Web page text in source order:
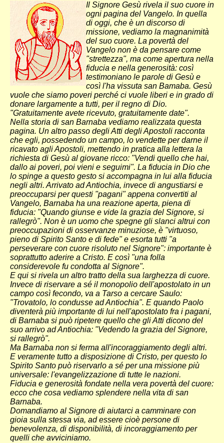
Il Signore Gesù rivela il suo cuore in
ogni pagina del Vangelo. In quella
di oggi, che è un discorso di
missione, vediamo la magnanimità
del suo cuore. La povertà del
Vangelo non è da pensare come
"strettezza", ma come apertura nella
fiducia e nella generosità: così
testimoniano le parole di Gesù e
così l'ha vissuta san Bamaba. Gesù
vuole che siamo poveri perché ci vuole liberi e in grado di
donare largamente a tutti, per il regno di Dio.
"Gratuitamente avete ricevuto, gratuitamente date".
Nella storia di san Barnaba vediamo realizzata questa
pagina. Un altro passo degli Atti degli Apostoli racconta
che egli, possedendo un campo, lo vendette per darne il
ricavato agli Apostoli, mettendo in pratica alla lettera la
richiesta di Gesù al giovane ricco: "Vendi quello che hai,
dallo ai poveri, poi vieni e seguimi". La fiducia in Dio che
lo spinge a questo gesto si accompagna in lui alla fiducia
negli altri. Arrivato ad Antiochia, invece di angustiarsi e
preoccuparsi per questi "pagani" appena convertiti al
Vangelo, Barnaba ha una reazione aperta, piena di
fiducia: "Quando giunse e vide la grazia del Signore, si
rallegrò". Non è un uomo che spegne gli slanci altrui con
preoccupazioni di osservanze minuziose, è "virtuoso,
pieno di Spirito Santo e di fede" e esorta tutti "a
perseverare con cuore risoluto nel Signore": importante è
soprattutto aderire a Cristo. E così "una folla
considerevole fu condotta al Signore".
E qui si rivela un altro tratto della sua larghezza di cuore.
Invece di riservare a sé il monopolio dell'apostolato in un
campo così fecondo, va a Tarso a cercare Saulo:
"Trovatolo, lo condusse ad Antiochia". E quando Paolo
diventerà più importante di lui nell'apostolato fra i pagani,
di Barnaba si può ripetere quello che gli Atti dicono del
suo arrivo ad Antiochia: "Vedendo la grazia del Signore,
si rallegrò".
Ma Barnaba non si ferma all'incoraggiamento degli altri.
E veramente tutto a disposizione di Cristo, per questo lo
Spirito Santo può riservarlo a sé per una missione più
universale: l'evangelizzazione di tutte le nazioni.
Fiducia e generosità fondate nella vera povertà del cuore:
ecco che cosa vediamo splendere nella vita di san
Barnaba.
Domandiamo al Signore di aiutarci a camminare con
gioia sulla stessa via, ad essere cioè persone di
benevolenza, di disponibilità, di incoraggiamento per
quelli che avviciniamo.